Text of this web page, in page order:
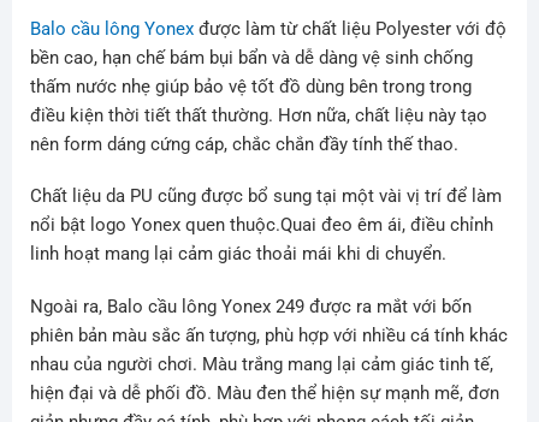
Balo cầu lông Yonexđược làm từ chất liệu Polyester với độ
bền cao, hạn chế bám bụi bẩn và dễ dàng vệ sinh chống
thấm nước nhẹ giúp bảo vệ tốt đồ dùng bên trong trong
điều kiện thời tiết thất thường. Hơn nữa, chất liệu này tạo
nên form dáng cứng cáp, chắc chắn đầy tính thế thao.
Chất liệu da PU cũng được bổ sung tại một vài vị trí để làm
nổi bật logo Yonex quen thuộc.Quai đeo êm ái, điều chỉnh
linh hoạt mang lại cảm giác thoải mái khi di chuyển.
Ngoài ra, Balo cầu lông Yonex 249 được ra mắt với bốn
phiên bản màu sắc ấn tượng, phù hợp với nhiều cá tính khác
nhau của người chơi. Màu trắng mang lại cảm giác tinh tế,
hiện đại và dễ phối đồ. Màu đen thể hiện sự mạnh mẽ, đơn